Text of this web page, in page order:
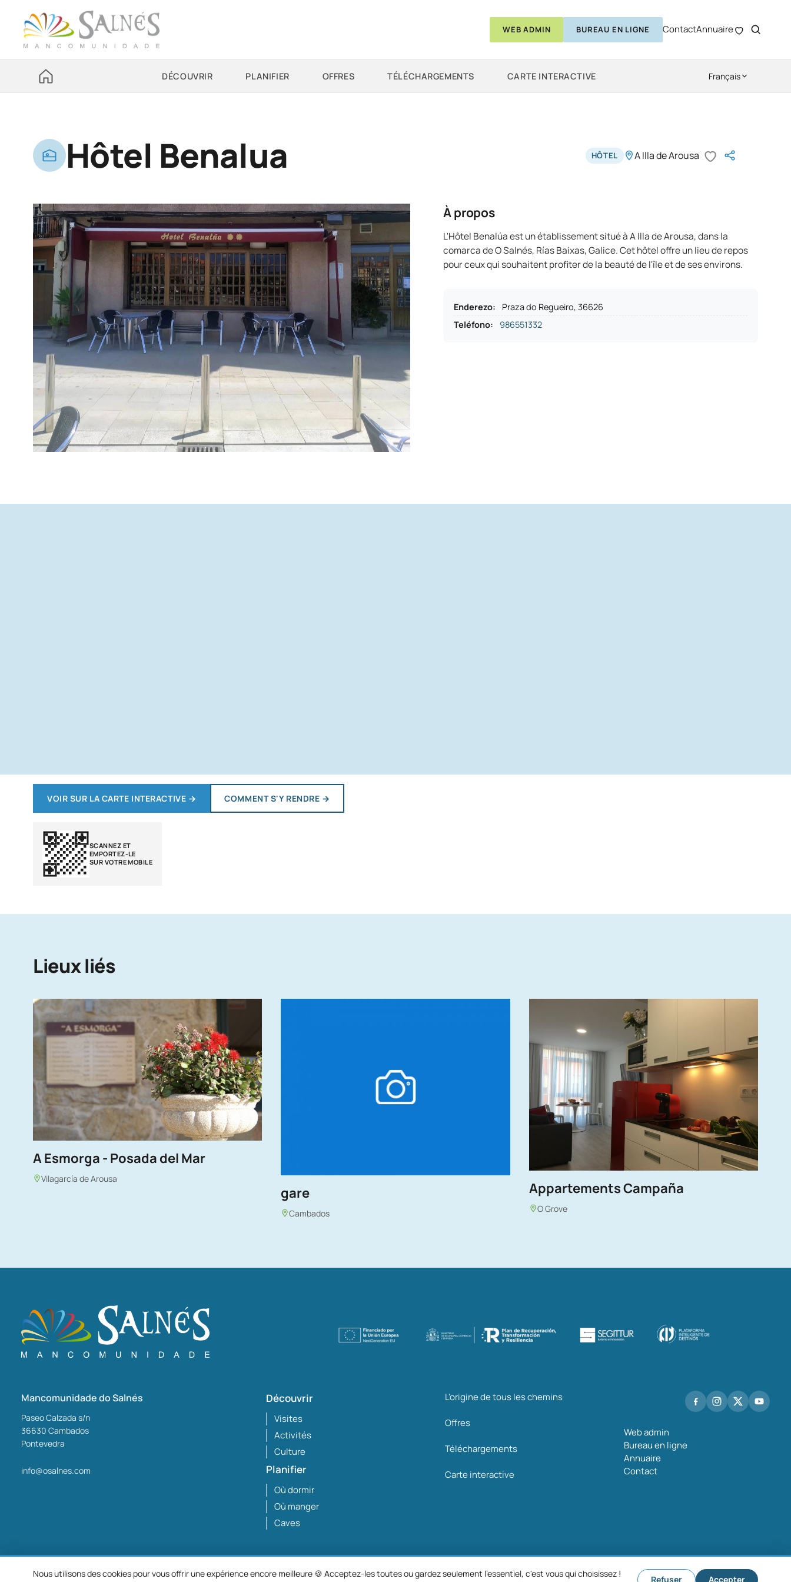
WEB ADMIN BUREAU EN LIGNE ContactAnnuaire
DÉCOUVRIR PLANIFIER OFFRES TÉLÉCHARGEMENTS CARTE INTERACTIVE Français
Hôtel Benalua HÔTEL A Illa de Arousa
À propos
L'Hôtel Benalúa est un établissement situé à A Illa de Arousa, dans la
comarca de O Salnés, Rías Baixas, Galice. Cet hôtel offre un lieu de repos
pour ceux qui souhaitent profiter de la beauté de l'île et de ses environs.
Enderezo:
Praza do Regueiro, 36626
Teléfono: 986551332
VOIR SUR LA CARTE INTERACTIVE → COMMENT S'Y RENDRE →
SCANNEZ ET
EMPORTEZ-LE
SUR VOTRE MOBILE
Lieux liés
A Esmorga - Posada del Mar
Vilagarcía de Arousa
gare
Cambados
Appartements Campaña
O Grove
Mancomunidade do Salnés
Paseo Calzada s/n
36630 Cambados
Pontevedra
info@osalnes.com
Découvrir
Visites
Activités
Culture
Planifier
Où dormir
Où manger
Caves
L'origine de tous les chemins
Offres
Téléchargements
Carte interactive
Web admin
Bureau en ligne
Annuaire
Contact
Nous utilisons des cookies pour vous offrir une expérience encore meilleure 🍪 Acceptez-les toutes ou gardez seulement l'essentiel, c'est vous qui choisissez !
Refuser Accepter